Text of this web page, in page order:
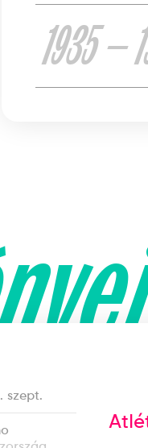
1935 —
szept.